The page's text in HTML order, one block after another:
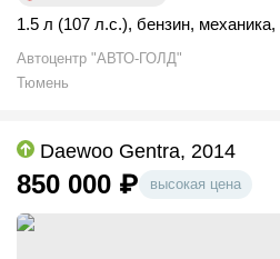
1.5 л (107 л.с.), бензин, механика,
Автоцентр "АВТО-ГОЛД"
Тюмень
Daewoo Gentra, 2014
850 000 ₽ высокая цена